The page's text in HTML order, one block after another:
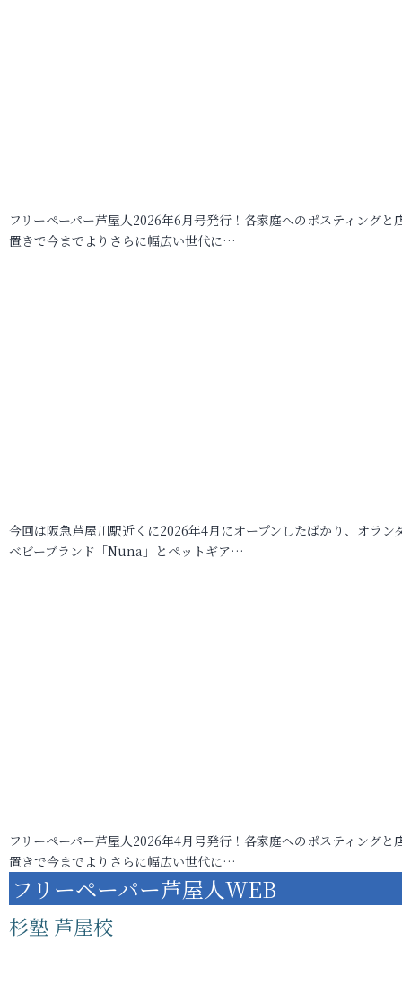
フリーペーパー芦屋人2026年6月号発行！各家庭へのポスティングと
置きで今までよりさらに幅広い世代に…
今回は阪急芦屋川駅近くに2026年4月にオープンしたばかり、オラン
ベビーブランド「Nuna」とペットギア…
フリーペーパー芦屋人2026年4月号発行！各家庭へのポスティングと
置きで今までよりさらに幅広い世代に…
フリーペーパー芦屋人WEB
杉塾 芦屋校